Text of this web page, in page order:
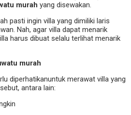
murah yang disewakan.
pasti ingin villa yang dimiliki laris
Nah, agar villa dapat menarik
harus dibuat selalu terlihat menarik
murah
diperhatikanuntuk merawat villa yang
antara lain: